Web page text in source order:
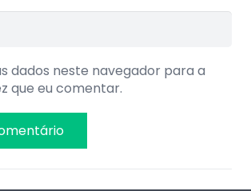
dados neste navegador para a
que eu comentar.